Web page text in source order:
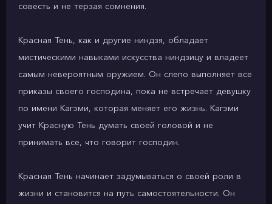
совесть и не терзая сомнения.
Красная Тень, как и другие ниндзя, обладает
мистическими навыками искусства ниндзицу и владеет
самым невероятным оружием. Он слепо выполняет все
приказы своего господина, пока не встречает девушку
по имени Кагэми, которая меняет его жизнь. Кагэми
учит Красную Тень думать своей головой и не
принимать все, что говорит господин.
Красная Тень начинает задумываться о своей роли в
жизни и становится на путь самостоятельности. Он